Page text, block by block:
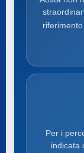
Per i
indicata